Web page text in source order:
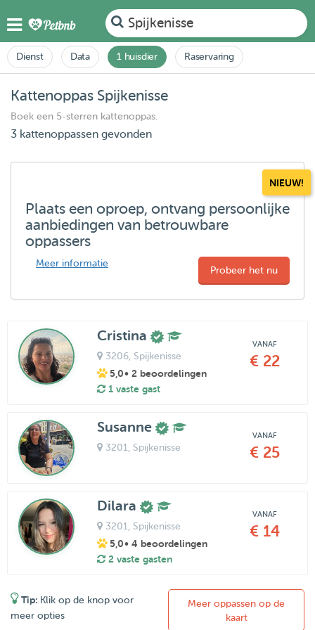
Spijkenisse
Dienst Data 1 huisdier Raservaring
Kattenoppas Spijkenisse
Boek een 5-sterren kattenoppas.
3 kattenoppassen gevonden
NIEUW!
Plaats een oproep, ontvang persoonlijke
aanbiedingen van betrouwbare
oppassers
Meer informatie
Probeer het nu
Cristina
3206, Spijkenisse
5,0• 2 beoordelingen
1 vaste gast
VANAF
€ 22
Susanne
3201 , Spijkenisse
VANAF
€ 25
Dilara
3201 , Spijkenisse
5,0• 4 beoordelingen
2 vaste gasten
VANAF
€ 14
Tip: Klik op de knop voor
meer opties
Meer oppassen op de
kaart